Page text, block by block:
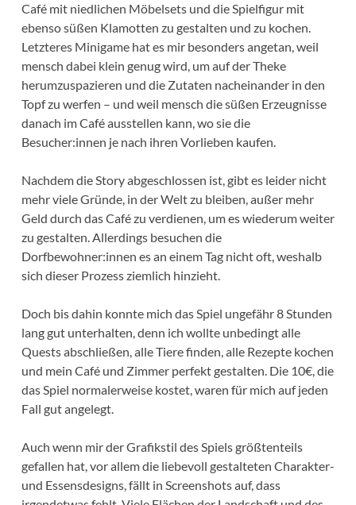
Café mit niedlichen Möbelsets und die Spielfigur mit
ebenso süßen Klamotten zu gestalten und zu kochen.
Letzteres Minigame hat es mir besonders angetan, weil
mensch dabei klein genug wird, um auf der Theke
herumzuspazieren und die Zutaten nacheinander in den
Topf zu werfen – und weil mensch die süßen Erzeugnisse
danach im Café ausstellen kann, wo sie die
Besucher:innen je nach ihren Vorlieben kaufen.
Nachdem die Story abgeschlossen ist, gibt es leider nicht
mehr viele Gründe, in der Welt zu bleiben, außer mehr
Geld durch das Café zu verdienen, um es wiederum weiter
zu gestalten. Allerdings besuchen die
Dorfbewohner:innen es an einem Tag nicht oft, weshalb
sich dieser Prozess ziemlich hinzieht.
Doch bis dahin konnte mich das Spiel ungefähr 8 Stunden
lang gut unterhalten, denn ich wollte unbedingt alle
Quests abschließen, alle Tiere finden, alle Rezepte kochen
und mein Café und Zimmer perfekt gestalten. Die 10€, die
das Spiel normalerweise kostet, waren für mich auf jeden
Fall gut angelegt.
Auch wenn mir der Grafikstil des Spiels größtenteils
gefallen hat, vor allem die liebevoll gestalteten Charakter-
und Essensdesigns, fällt in Screenshots auf, dass